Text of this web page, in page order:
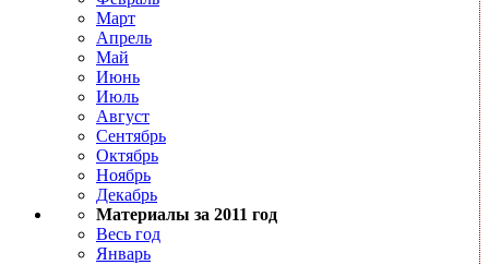
Март
Апрель
Май
Июнь
Июль
Август
Сентябрь
Октябрь
Ноябрь
Декабрь
Материалы за 2011 год
Весь год
Январь